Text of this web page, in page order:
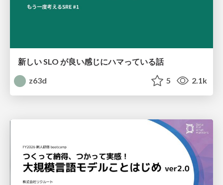
新しい SLO が良い感じにハマっている話
z63d
5 2.1k